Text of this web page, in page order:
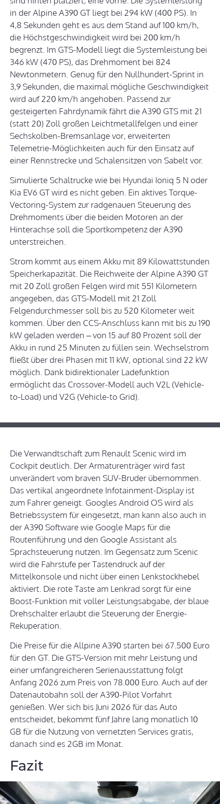
in der Alpine A390 GT liegt bei 294 kW (400 PS). In
4,8 Sekunden geht es aus dem Stand auf 100 km/h,
die Höchstgeschwindigkeit wird bei 200 km/h
begrenzt. Im GTS-Modell liegt die Systemleistung bei
346 kW (470 PS), das Drehmoment bei 824
Newtonmetern. Genug für den Nullhundert-Sprint in
3,9 Sekunden, die maximal mögliche Geschwindigkeit
wird auf 220 km/h angehoben. Passend zur
gesteigerten Fahrdynamik fährt die A390 GTS mit 21
(statt 20) Zoll großen Leichtmetallfelgen und einer
Sechskolben-Bremsanlage vor, erweiterten
Telemetrie-Möglichkeiten auch für den Einsatz auf
einer Rennstrecke und Schalensitzen von Sabelt vor.
Simulierte Schaltrucke wie bei Hyundai Ioniq 5 N oder
Kia EV6 GT wird es nicht geben. Ein aktives Torque-
Vectoring-System zur radgenauen Steuerung des
Drehmoments über die beiden Motoren an der
Hinterachse soll die Sportkompetenz der A390
unterstreichen.
Strom kommt aus einem Akku mit 89 Kilowattstunden
Speicherkapazität. Die Reichweite der Alpine A390 GT
mit 20 Zoll großen Felgen wird mit 551 Kilometern
angegeben, das GTS-Modell mit 21 Zoll
Felgendurchmesser soll bis zu 520 Kilometer weit
kommen. Über den CCS-Anschluss kann mit bis zu 190
kW geladen werden – von 15 auf 80 Prozent soll der
Akku in rund 25 Minuten zu füllen sein. Wechselstrom
fließt über drei Phasen mit 11 kW, optional sind 22 kW
möglich. Dank bidirektionaler Ladefunktion
ermöglicht das Crossover-Modell auch V2L (Vehicle-
to-Load) und V2G (Vehicle-to Grid).
Die Verwandtschaft zum Renault Scenic wird im
Cockpit deutlich. Der Armaturenträger wird fast
unverändert vom braven SUV-Bruder übernommen.
Das vertikal angeordnete Infotainment-Display ist
zum Fahrer geneigt. Googles Android OS wird als
Betriebssystem für eingesetzt, man kann also auch in
der A390 Software wie Google Maps für die
Routenführung und den Google Assistant als
Sprachsteuerung nutzen. Im Gegensatz zum Scenic
wird die Fahrstufe per Tastendruck auf der
Mittelkonsole und nicht über einen Lenkstockhebel
aktiviert. Die rote Taste am Lenkrad sorgt für eine
Boost-Funktion mit voller Leistungsabgabe, der blaue
Drehschalter erlaubt die Steuerung der Energie-
Rekuperation.
Die Preise für die Allpine A390 starten bei 67.500 Euro
für den GT. Die GTS-Version mit mehr Leistung und
einer umfangreicheren Serienausstattung folgt
Anfang 2026 zum Preis von 78.000 Euro. Auch auf der
Datenautobahn soll der A390-Pilot Vorfahrt
genießen. Wer sich bis Juni 2026 für das Auto
entscheidet, bekommt fünf Jahre lang monatlich 10
GB für die Nutzung von vernetzten Services gratis,
danach sind es 2GB im Monat.
Fazit